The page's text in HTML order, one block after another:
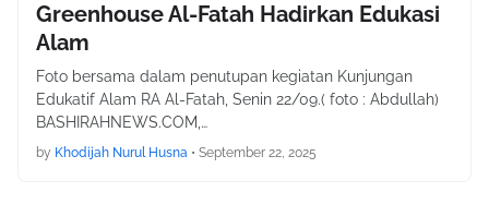
Greenhouse Al-Fatah Hadirkan Edukasi
Alam
Foto bersama dalam penutupan kegiatan Kunjungan
Edukatif Alam RA Al-Fatah, Senin 22/09.( foto : Abdullah)
BASHIRAHNEWS.COM,…
by Khodijah Nurul Husna • September 22, 2025